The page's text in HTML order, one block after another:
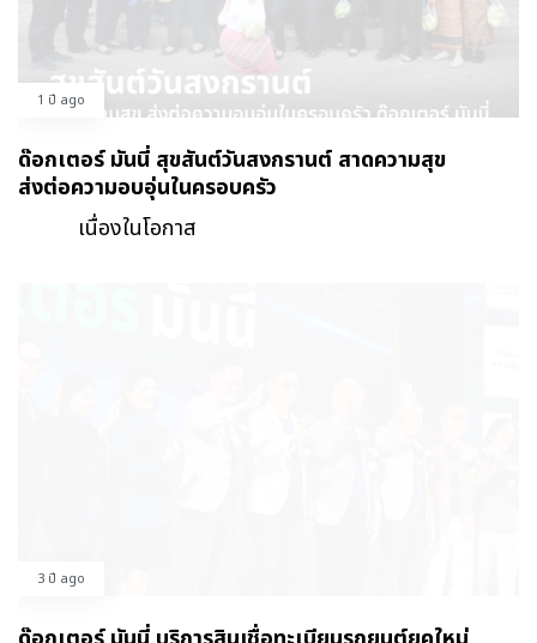
1 ปี ago
ด๊อกเตอร์ มันนี่ สุขสันต์วันสงกรานต์ สาดความสุข
ส่งต่อความอบอุ่นในครอบครัว
เนื่องในโอกาส
3 ปี ago